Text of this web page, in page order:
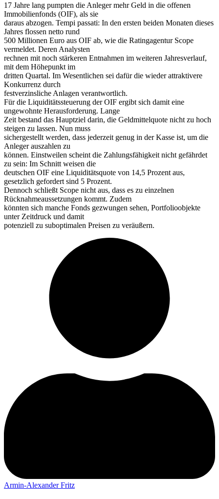
17 Jahre lang pumpten die Anleger mehr Geld in die offenen
Immobilienfonds (OIF), als sie
daraus abzogen. Tempi passati: In den ersten beiden Monaten dieses
Jahres flossen netto rund
500 Millionen Euro aus OIF ab, wie die Ratingagentur Scope
vermeldet. Deren Analysten
rechnen mit noch stärkeren Entnahmen im weiteren Jahresverlauf,
mit dem Höhepunkt im
dritten Quartal. Im Wesentlichen sei dafür die wieder attraktivere
Konkurrenz durch
festverzinsliche Anlagen verantwortlich.
Für die Liquiditätssteuerung der OIF ergibt sich damit eine
ungewohnte Herausforderung. Lange
Zeit bestand das Hauptziel darin, die Geldmittelquote nicht zu hoch
steigen zu lassen. Nun muss
sichergestellt werden, dass jederzeit genug in der Kasse ist, um die
Anleger auszahlen zu
können. Einstweilen scheint die Zahlungsfähigkeit nicht gefährdet
zu sein: Im Schnitt weisen die
deutschen OIF eine Liquiditätsquote von 14,5 Prozent aus,
gesetzlich gefordert sind 5 Prozent.
Dennoch schließt Scope nicht aus, dass es zu einzelnen
Rücknahmeaussetzungen kommt. Zudem
könnten sich manche Fonds gezwungen sehen, Portfolioobjekte
unter Zeitdruck und damit
potenziell zu suboptimalen Preisen zu veräußern.
Armin-Alexander Fritz